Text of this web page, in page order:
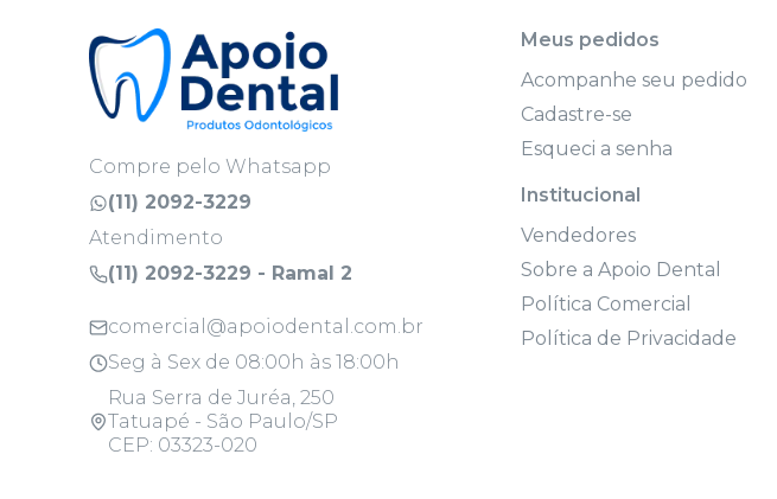
Compre pelo Whatsapp
(11) 2092-3229
Atendimento
(11) 2092-3229 - Ramal 2
comercial@apoiodental.com.br
Seg à Sex de 08:00h às 18:00h
Rua Serra de Juréa, 250
Tatuapé - São Paulo/SP
CEP: 03323-020
Meus pedidos
Acompanhe seu pedido
Cadastre-se
Esqueci a senha
Institucional
Vendedores
Sobre a Apoio Dental
Política Comercial
Política de Privacidade